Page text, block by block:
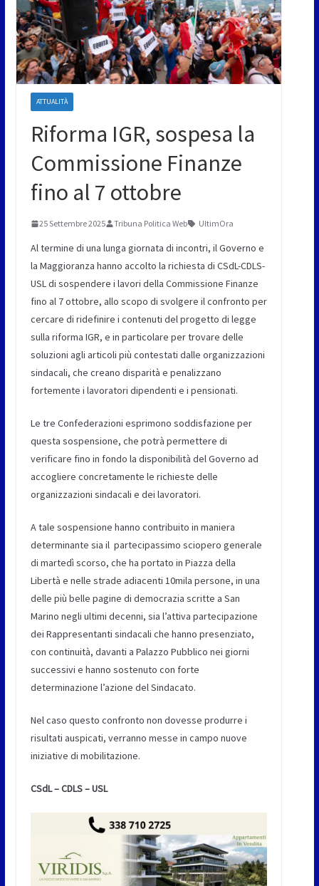
ATTUALITÀ
Riforma IGR, sospesa la
Commissione Finanze
fino al 7 ottobre
25 Settembre 2025 Tribuna Politica Web UltimOra
Al termine di una lunga giornata di incontri, il Governo e
la Maggioranza hanno accolto la richiesta di CSdL-CDLS-
USL di sospendere i lavori della Commissione Finanze
fino al 7 ottobre, allo scopo di svolgere il confronto per
cercare di ridefinire i contenuti del progetto di legge
sulla riforma IGR, e in particolare per trovare delle
soluzioni agli articoli più contestati dalle organizzazioni
sindacali, che creano disparità e penalizzano
fortemente i lavoratori dipendenti e i pensionati.
Le tre Confederazioni esprimono soddisfazione per
questa sospensione, che potrà permettere di
verificare fino in fondo la disponibilità del Governo ad
accogliere concretamente le richieste delle
organizzazioni sindacali e dei lavoratori.
A tale sospensione hanno contribuito in maniera
determinante sia il partecipassimo sciopero generale
di martedì scorso, che ha portato in Piazza della
Libertà e nelle strade adiacenti 10mila persone, in una
delle più belle pagine di democrazia scritte a San
Marino negli ultimi decenni, sia l’attiva partecipazione
dei Rappresentanti sindacali che hanno presenziato,
con continuità, davanti a Palazzo Pubblico nei giorni
successivi e hanno sostenuto con forte
determinazione l’azione del Sindacato.
Nel caso questo confronto non dovesse produrre i
risultati auspicati, verranno messe in campo nuove
iniziative di mobilitazione.
CSdL – CDLS – USL